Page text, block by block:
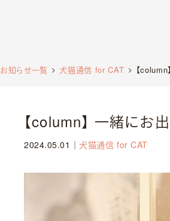
お知らせ一覧 犬猫通信 for CAT 【
【column】 一緒にお
2024.05.01 ｜犬猫通信 for CAT